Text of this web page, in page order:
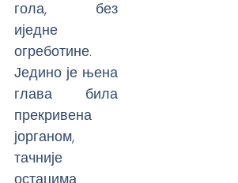
гола, без
иједне
огреботине.
Једино је њена
глава била
прекривена
јорганом,
тачније
остацима